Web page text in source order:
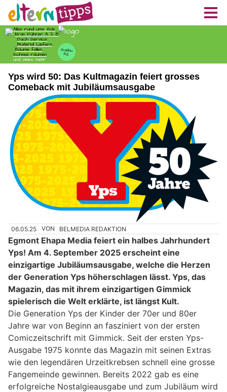
Yps wird 50: Das Kultmagazin feiert grosses
Comeback mit Jubiläumsausgabe
06.05.25 VON BELMEDIA REDAKTION
Egmont Ehapa Media feiert ein halbes Jahrhundert
Yps! Am 4. September 2025 erscheint eine
einzigartige Jubiläumsausgabe, welche die Herzen
der Generation Yps höherschlagen lässt. Yps, das
Magazin, das mit ihrem einzigartigen Gimmick
spielerisch die Welt erklärte, ist längst Kult.
Die Generation Yps der Kinder der 70er und 80er
Jahre war von Beginn an fasziniert von der ersten
Comiczeitschrift mit Gimmick. Seit der ersten Yps-
Ausgabe 1975 konnte das Magazin mit seinen Extras
wie den legendären Urzeitkrebsen schnell eine grosse
Fangemeinde gewinnen. Bereits 2022 gab es eine
erfolgreiche Nostalgieausgabe und zum Jubiläum wird